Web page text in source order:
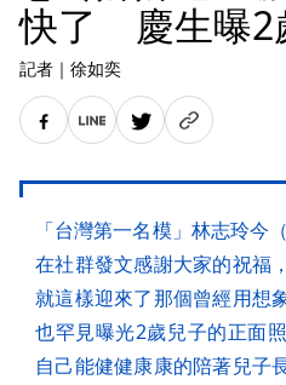
快了 慶生曝2
記者 ｜ 徐如奕
「台灣第一名模」林志玲今
在社群發文感謝大家的祝福
就這樣迎來了那個曾經用想
也罕見曝光2歲兒子的正面
自己能健健康康的陪著兒子